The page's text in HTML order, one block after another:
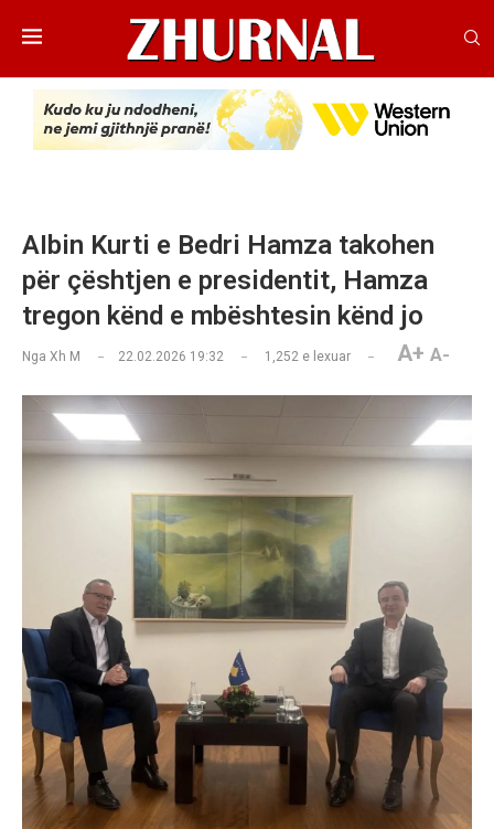
AIbin Kurti e Bedri Hamza takohen
për çështjen e presidentit, Hamza
tregon kënd e mbështesin kënd jo
Nga Xh M 22.02.2026 19:32 1,252 e lexuar A+ A-